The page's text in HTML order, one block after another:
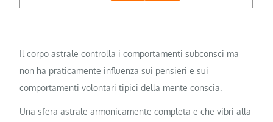
Il corpo astrale controlla i comportamenti subconsci ma
non ha praticamente influenza sui pensieri e sui
comportamenti volontari tipici della mente conscia.
Una sfera astrale armonicamente completa e che vibri alla